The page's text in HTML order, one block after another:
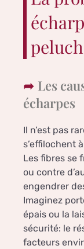
Les
écharpes
Il n’est pas
s’effilochent
Les fibres se
ou contre
engendrer
Imaginez
épais ou la
sécurité: le
facteurs